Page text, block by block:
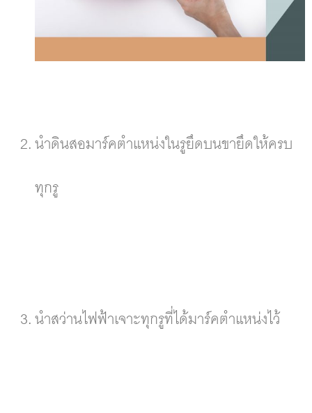
นำดินสอมาร์คตำแหน่งในรูยึดบนขายึดให้ครบ
ทุกรู
นำสว่านไฟฟ้าเจาะทุกรูที่ได้มาร์คตำแหน่งไว้